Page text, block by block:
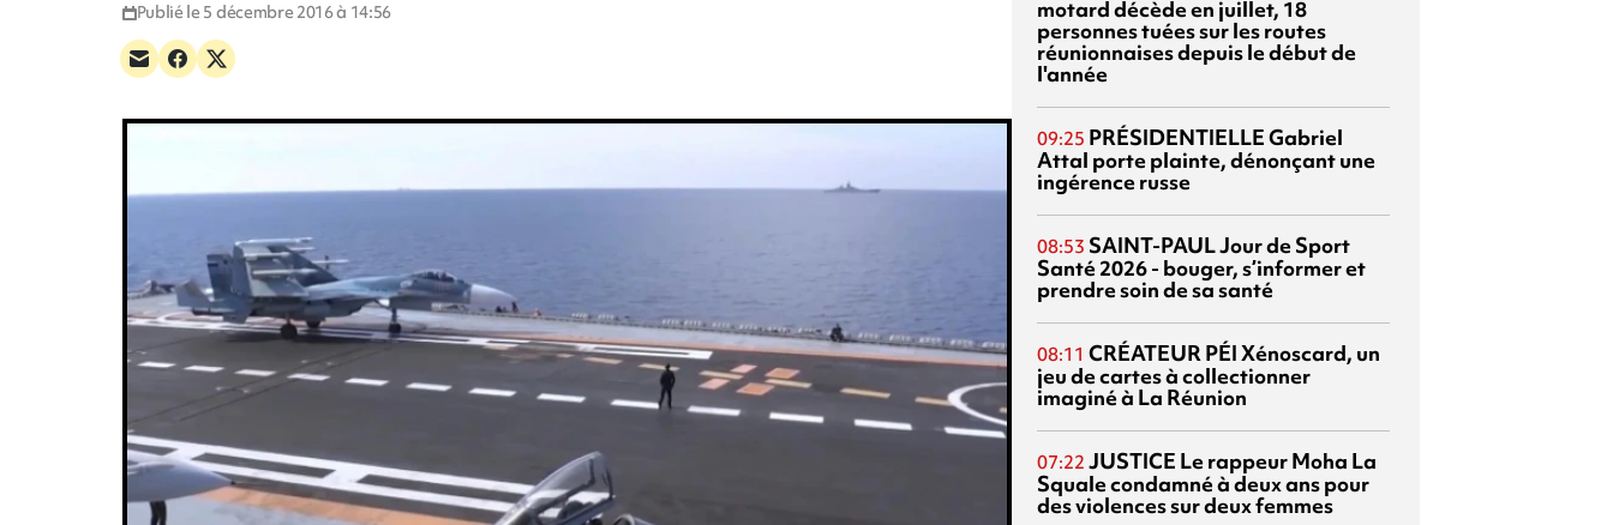
Publié le 5 décembre 2016 à 14:56
motard décède en juillet, 18
personnes tuées sur les routes
réunionnaises depuis le début de
l'année
09:25 PRÉSIDENTIELLEGabriel
Attal porte plainte, dénonçant une
ingérence russe
08:53 SAINT-PAULJour de Sport
Santé 2026 - bouger, s’informer et
prendre soin de sa santé
08:11 CRÉATEUR PÉIXénoscard, un
jeu de cartes à collectionner
imaginé à La Réunion
07:22 JUSTICE Le rappeur Moha La
Squale condamné à deux ans pour
des violences sur deux femmes